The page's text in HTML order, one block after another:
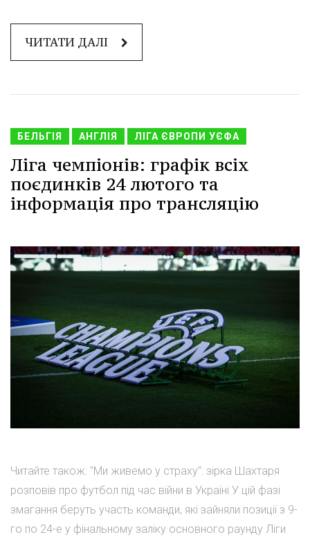
ЧИТАТИ ДАЛІ
БЕЛЬГІЯ АНГЛІЯ ЛІГА ЄВРОПИ УЄФА
Ліга чемпіонів: графік всіх
поєдинків 24 лютого та
інформація про трансляцію
Читайте також: "Ми живемо у страху": зірка Шахтаря
розповів про футбол під час війни в Україні У цій фазі
змагання беруть участь команди, які зайняли позиції з 9-
го по 24-е у фінальному заліку основного раунду Ліги